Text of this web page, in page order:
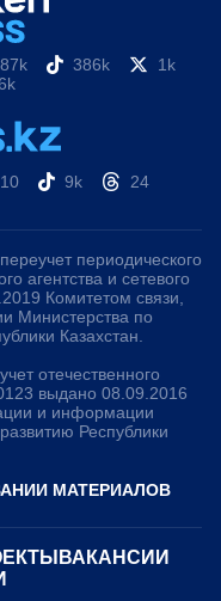
386k
1k
10 9k 24
периодического
агентства и сетевого
Комитетом связи,
Министерства по
Казахстан.
отечественного
выдано 08.09.2016
и информации
Республики
МАТЕРИАЛОВ
ВАКАНСИИ